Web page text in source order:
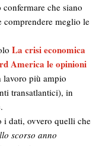
che siano
comprendere meglio le
La crisi economica
America le opinioni
lavoro più ampio
transatlantici), in
dati, ovvero quelli che
scorso anno